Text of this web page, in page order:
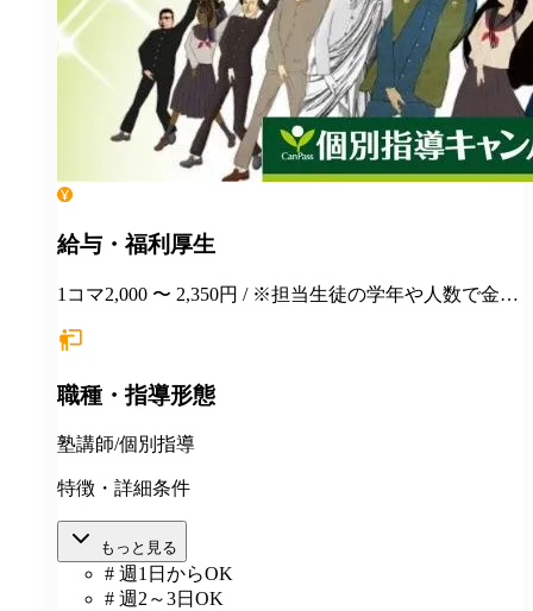
給与・福利厚生
1コマ2,000 〜 2,350円 / ※担当生徒の学年や人数で金額
職種・指導形態
塾講師/個別指導
特徴・詳細条件
もっと見る
# 週1日からOK
# 週2～3日OK